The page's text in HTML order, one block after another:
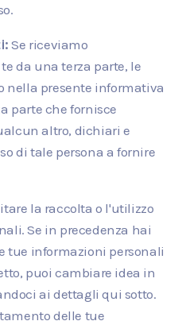
Se riceviamo
da una terza parte, le
nella presente informativa
parte che fornisce
altro, dichiari e
di tale persona a fornire
la raccolta o l'utilizzo
Se in precedenza hai
tue informazioni personali
puoi cambiare idea in
ai dettagli qui sotto.
delle tue